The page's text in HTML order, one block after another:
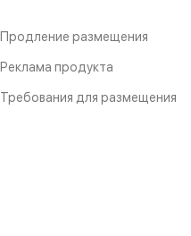
Продление размещения
Реклама продукта
Требования для размещения